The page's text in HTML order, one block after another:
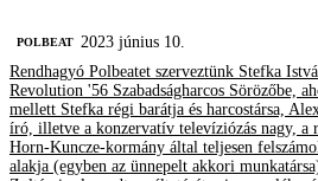
‎POLBEAT 2023 június 10.
Rendhagyó Polbeatet szerveztünk Stefka
Revolution '56 Szabadságharcos Sörözőbe,
mellett Stefka régi barátja és harcostársa,
író, illetve a konzervatív televíziózás nagy, a
Horn-Kuncze-kormány által teljesen
alakja (egyben az ünnepelt akkori